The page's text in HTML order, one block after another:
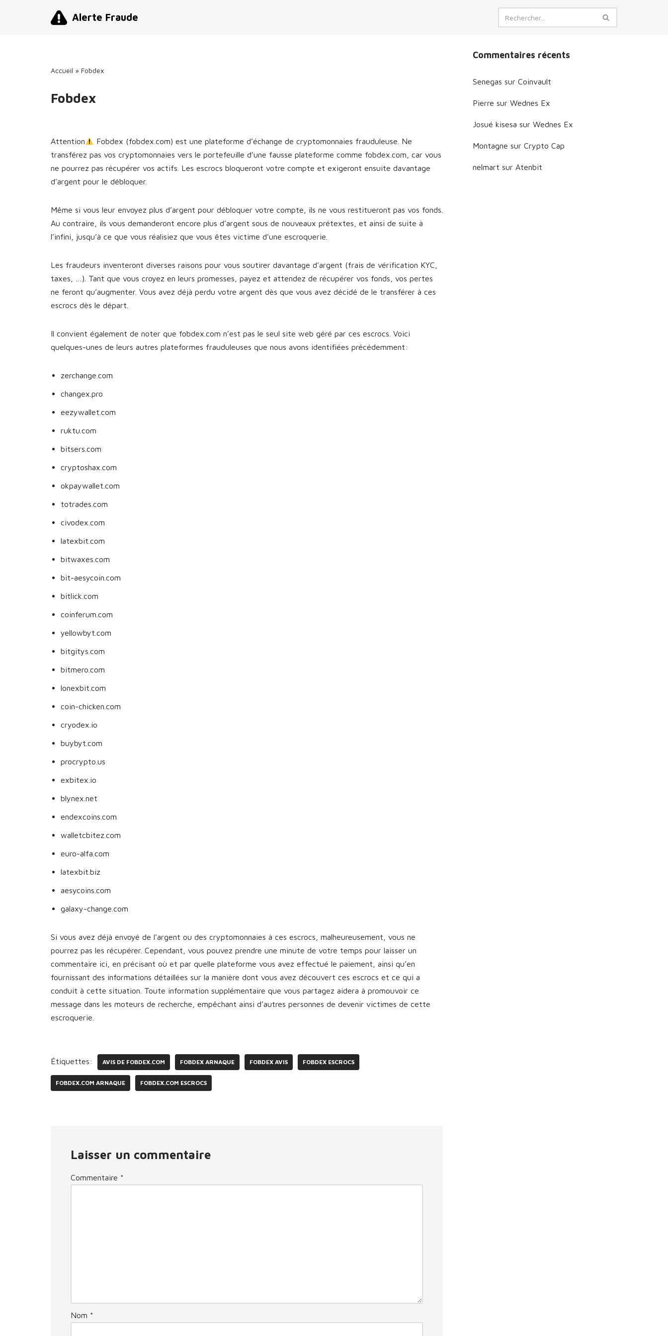
Alerte Fraude
Accueil » Fobdex
Fobdex
Attention
Fobdex (fobdex.com) est une plateforme d’échange de cryptomonnaies frauduleuse. Ne
transférez pas vos cryptomonnaies vers le portefeuille d’une fausse plateforme comme fobdex.com, car vous
ne pourrez pas récupérer vos actifs. Les escrocs bloqueront votre compte et exigeront ensuite davantage
d’argent pour le débloquer.
Même si vous leur envoyez plus d’argent pour débloquer votre compte, ils ne vous restitueront pas vos fonds.
Au contraire, ils vous demanderont encore plus d’argent sous de nouveaux prétextes, et ainsi de suite à
l’infini, jusqu’à ce que vous réalisiez que vous êtes victime d’une escroquerie.
Les fraudeurs inventeront diverses raisons pour vous soutirer davantage d’argent (frais de vérification KYC,
taxes, …). Tant que vous croyez en leurs promesses, payez et attendez de récupérer vos fonds, vos pertes
ne feront qu’augmenter. Vous avez déjà perdu votre argent dès que vous avez décidé de le transférer à ces
escrocs dès le départ.
Il convient également de noter que fobdex.com n’est pas le seul site web géré par ces escrocs. Voici
quelques-unes de leurs autres plateformes frauduleuses que nous avons identifiées précédemment:
zerchange.com
changex.pro
eezywallet.com
ruktu.com
bitsers.com
cryptoshax.com
okpaywallet.com
totrades.com
civodex.com
latexbit.com
bitwaxes.com
bit-aesycoin.com
bitlick.com
coinferum.com
yellowbyt.com
bitgitys.com
bitmero.com
lonexbit.com
coin-chicken.com
cryodex.io
buybyt.com
procrypto.us
exbitex.io
blynex.net
endexcoins.com
walletcbitez.com
euro-alfa.com
latexbit.biz
aesycoins.com
galaxy-change.com
Si vous avez déjà envoyé de l’argent ou des cryptomonnaies à ces escrocs, malheureusement, vous ne
pourrez pas les récupérer. Cependant, vous pouvez prendre une minute de votre temps pour laisser un
commentaire ici, en précisant où et par quelle plateforme vous avez effectué le paiement, ainsi qu’en
fournissant des informations détaillées sur la manière dont vous avez découvert ces escrocs et ce qui a
conduit à cette situation. Toute information supplémentaire que vous partagez aidera à promouvoir ce
message dans les moteurs de recherche, empêchant ainsi d’autres personnes de devenir victimes de cette
escroquerie.
Étiquettes: AVIS DE FOBDEX.COM FOBDEX ARNAQUE FOBDEX AVIS FOBDEX ESCROCS
FOBDEX.COM ARNAQUE FOBDEX.COM ESCROCS
Laisser un commentaire
Commentaire *
Nom *
Commentaires récents
Senegas sur Coinvault
Pierre sur Wednes Ex
Josué kisesa sur Wednes Ex
Montagne sur Crypto Cap
nelmart sur Atenbit